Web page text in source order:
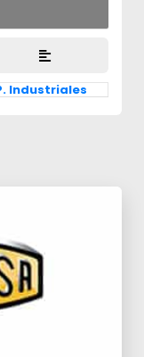
Industriales